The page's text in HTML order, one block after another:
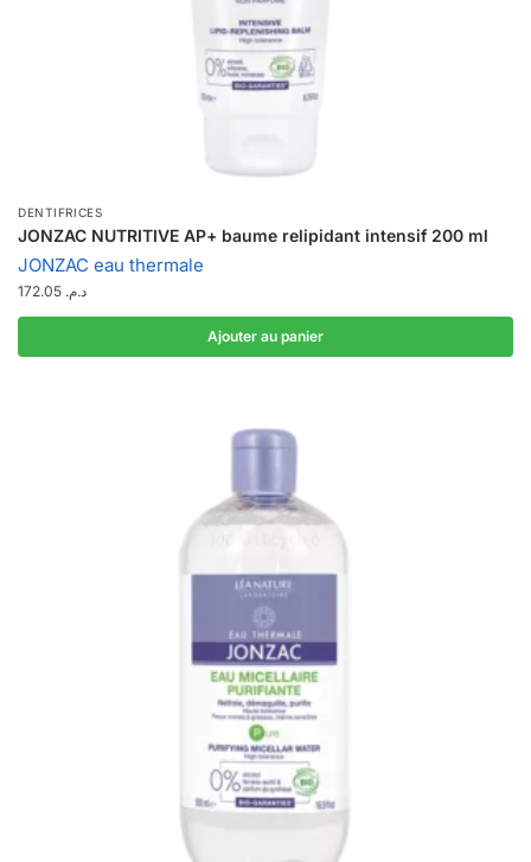
DENTIFRICES
JONZAC NUTRITIVE AP+ baume relipidant intensif 200 ml
JONZAC eau thermale
د.م.
Ajouter au panier